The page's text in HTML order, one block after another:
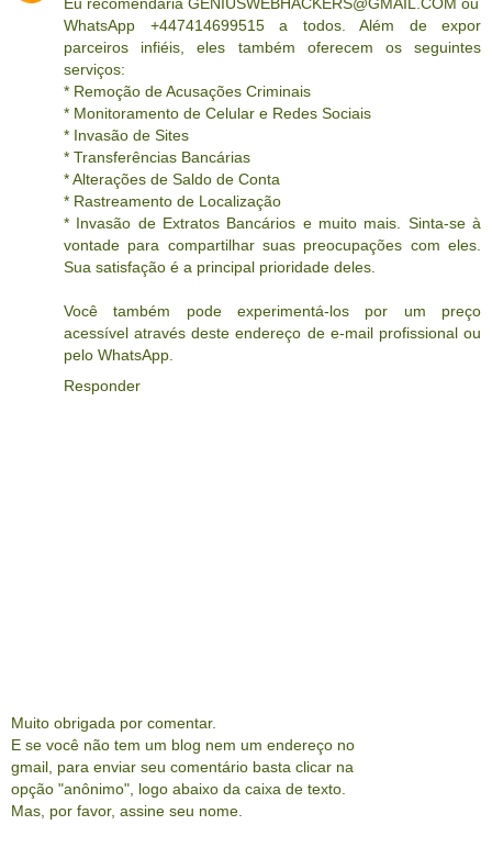
WhatsApp +447414699515 a todos. Além de expor
parceiros infiéis, eles também oferecem os seguintes
serviços:
* Remoção de Acusações Criminais
* Monitoramento de Celular e Redes Sociais
* Invasão de Sites
* Transferências Bancárias
* Alterações de Saldo de Conta
* Rastreamento de Localização
* Invasão de Extratos Bancários e muito mais. Sinta-se à
vontade para compartilhar suas preocupações com eles.
Sua satisfação é a principal prioridade deles.
Você também pode experimentá-los por um preço
acessível através deste endereço de e-mail profissional ou
pelo WhatsApp.
Responder
Muito obrigada por comentar.
E se você não tem um blog nem um endereço no
gmail, para enviar seu comentário basta clicar na
opção "anônimo", logo abaixo da caixa de texto.
Mas, por favor, assine seu nome.